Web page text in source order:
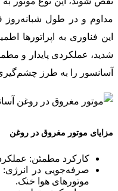
مداوم و در طول شبانه‌روز
این فناوری به اپراتورها
شدید، عملکردی پایدار و
آسانسور را به طرز
مزایای موتور مغروق در روغن
کارکرد مطمئن: عملکرد
صرفه‌جویی در
موتورهای هوا خنک.